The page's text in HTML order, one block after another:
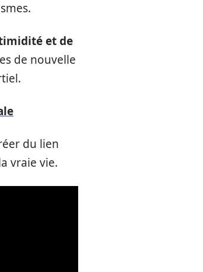
et de
de nouvelle
du lien
vraie vie.